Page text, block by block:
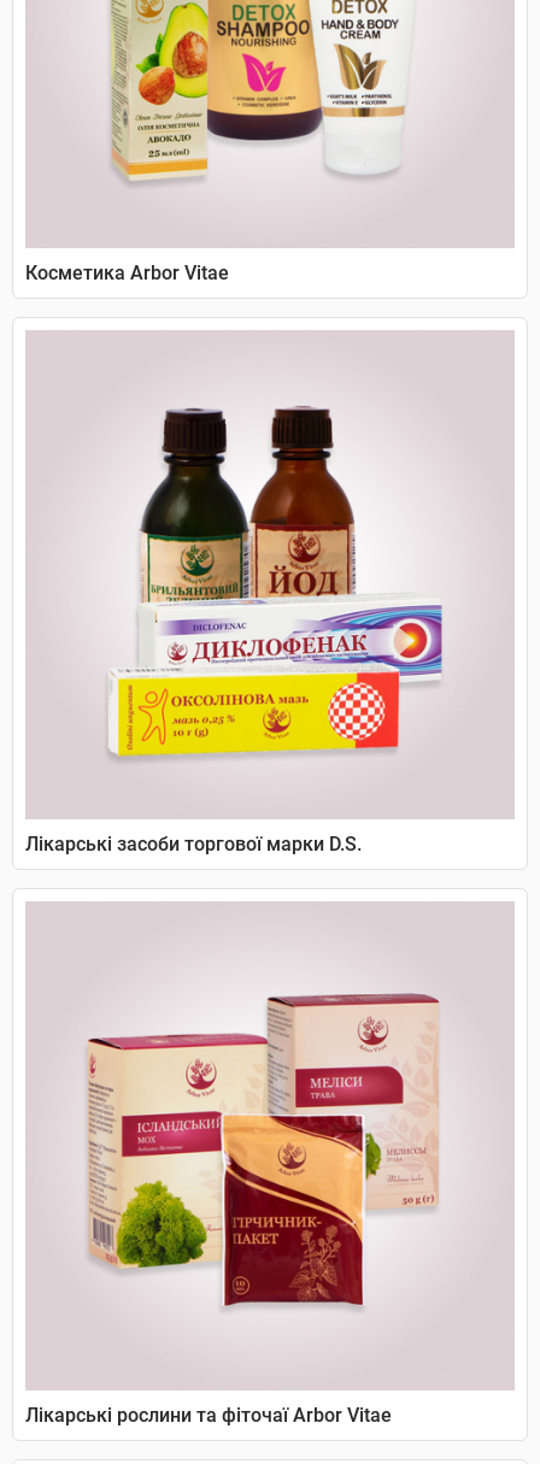
Косметика Arbor Vitae
Лікарські засоби торгової марки D.S.
Лікарські рослини та фіточаї Arbor Vitae